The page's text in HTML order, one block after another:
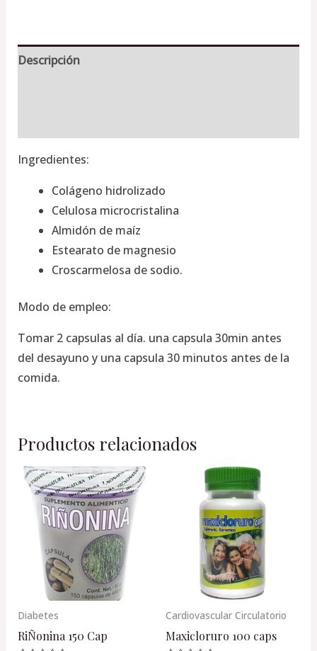
Descripción
Ingredientes:
Colágeno hidrolizado
Celulosa microcristalina
Almidón de maíz
Estearato de magnesio
Croscarmelosa de sodio.
Modo de empleo:
Tomar 2 capsulas al día. una capsula 30min antes
del desayuno y una capsula 30 minutos antes de la
comida.
Productos relacionados
Diabetes
RiÑonina 150 Cap
Cardiovascular Circulatorio
Maxicloruro 100 caps